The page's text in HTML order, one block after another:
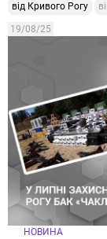
від Кривого Рогу
19/08/25
НОВИНА